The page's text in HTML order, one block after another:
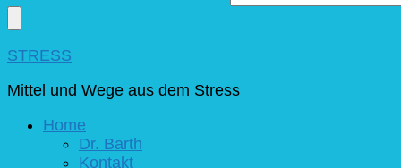
du
nach
etwas?
STRESS
Mittel und Wege aus dem Stress
Home
Dr. Barth
Kontakt